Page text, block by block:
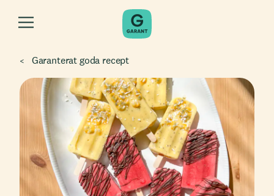
Garanterat goda recept